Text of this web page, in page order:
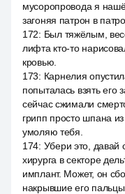
мусоропровода я
загоняя патрон в
172: Был тяжёлым,
лифта кто-то
кровью.
173: Карнелия
попыталась взять его
сейчас сжимали
грипп просто шпана
умоляю тебя.
174: Убери это, давай
хирурга в секторе
имплант. Может, он
накрывшие его